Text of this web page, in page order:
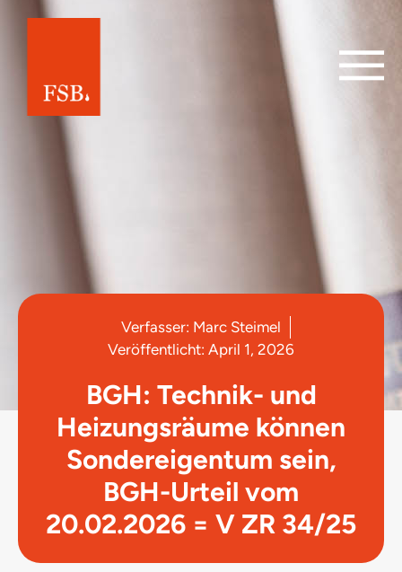
Verfasser: Marc Steimel
Veröffentlicht: April 1, 2026
BGH: Technik- und
Heizungsräume können
Sondereigentum sein,
BGH-Urteil vom
20.02.2026 = V ZR 34/25